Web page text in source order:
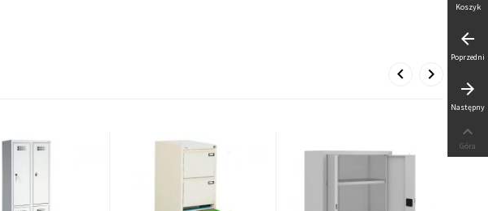
Koszyk
arrow_back
Poprzedni
arrow_forward
Następny

Góra